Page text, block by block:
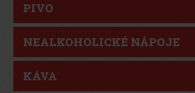
PIVO
NEALKOHOLICKÉ NÁPOJE
KÁVA